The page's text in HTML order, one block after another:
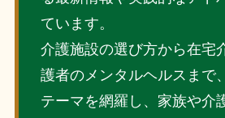
ています。
介護施設の選び方から在宅
護者のメンタルヘルスまで
テーマを網羅し、家族や介